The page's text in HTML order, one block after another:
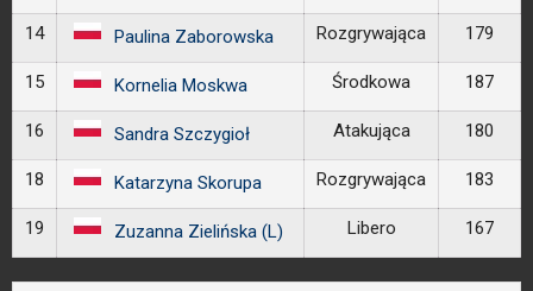
14 Paulina Zaborowska Rozgrywająca 179
15 Kornelia Moskwa Środkowa 187
16 Sandra Szczygioł Atakująca 180
18 Katarzyna Skorupa Rozgrywająca 183
19 Zuzanna Zielińska (L) Libero 167